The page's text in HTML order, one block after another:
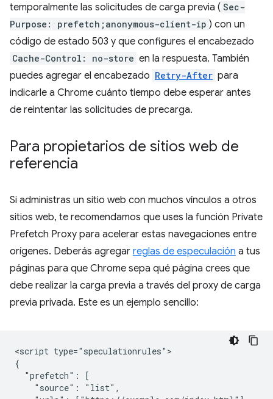
temporalmente las solicitudes de carga previa ( Sec-
Purpose: prefetch;anonymous-client-ip ) con un
código de estado 503 y que configures el encabezado
Cache-Control: no-store en la respuesta. También
puedes agregar el encabezado Retry-After para
indicarle a Chrome cuánto tiempo debe esperar antes
de reintentar las solicitudes de precarga.
Para propietarios de sitios web de
referencia
Si administras un sitio web con muchos vínculos a otros
sitios web, te recomendamos que uses la función Private
Prefetch Proxy para acelerar estas navegaciones entre
orígenes. Deberás agregar reglas de especulación a tus
páginas para que Chrome sepa qué página crees que
debe realizar la carga previa a través del proxy de carga
previa privada. Este es un ejemplo sencillo:
<script type="speculationrules">
{
  "prefetch": [
    "source": "list",